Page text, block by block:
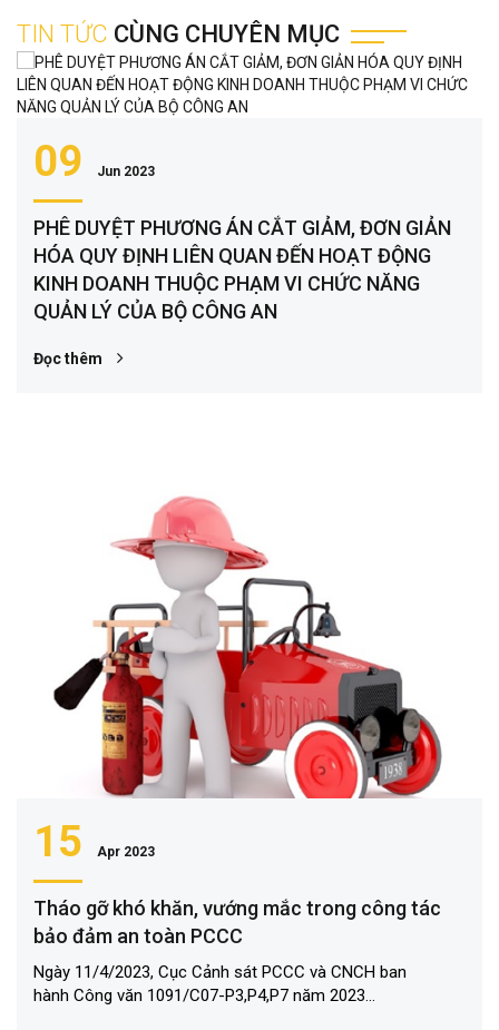
TIN TỨC CÙNG CHUYÊN MỤC
09 Jun 2023
PHÊ DUYỆT PHƯƠNG ÁN CẮT GIẢM, ĐƠN GIẢN
HÓA QUY ĐỊNH LIÊN QUAN ĐẾN HOẠT ĐỘNG
KINH DOANH THUỘC PHẠM VI CHỨC NĂNG
QUẢN LÝ CỦA BỘ CÔNG AN
Đọc thêm
15 Apr 2023
Tháo gỡ khó khăn, vướng mắc trong công tác
bảo đảm an toàn PCCC
Ngày 11/4/2023, Cục Cảnh sát PCCC và CNCH ban
hành Công văn 1091/C07-P3,P4,P7 năm 2023...